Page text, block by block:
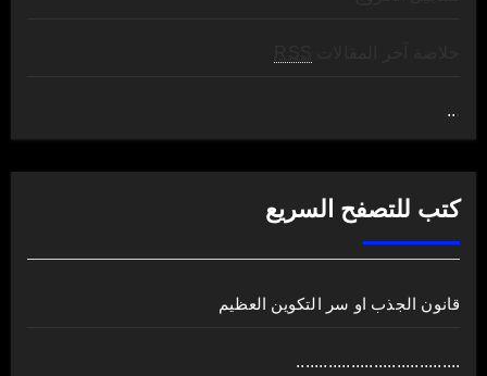
..
كتب للتصفح السريع
قانون الجذب او سر التكوين العظيم
....................................